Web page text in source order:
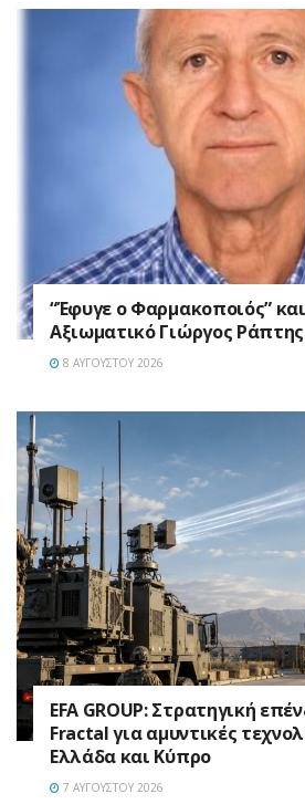
“Έφυγε ο Φαρμακοποιός”
Αξιωματικό Γιώργος Ράπτης
8 ΑΥΓΟΎΣΤΟΥ 2026
EFA GROUP: Στρατηγική
Fractal για αμυντικές
Ελλάδα και Κύπρο
7 ΑΥΓΟΎΣΤΟΥ 2026